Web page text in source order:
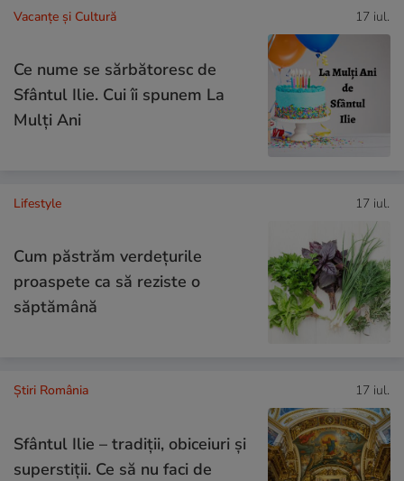
Vacanțe și Cultură 17 iul.
Ce nume se sărbătoresc de
Sfântul Ilie. Cui îi spunem La
Mulți Ani
Lifestyle 17 iul.
Cum păstrăm verdețurile
proaspete ca să reziste o
săptămână
Știri România 17 iul.
Sfântul Ilie – tradiții, obiceiuri și
superstiții. Ce să nu faci de